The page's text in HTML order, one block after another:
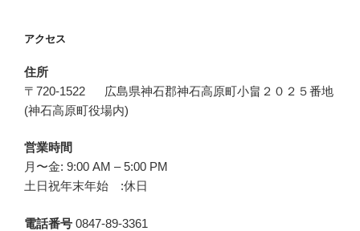
アクセス
住所
〒720-1522 広島県神石郡神石高原町小畠２０２５番地
(神石高原町役場内)
営業時間
月〜金: 9:00 AM – 5:00 PM
土日祝年末年始 :休日
電話番号 0847-89-3361